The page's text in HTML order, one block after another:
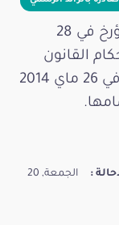
قانون أساسي عدد 45 لسنة 2024 مؤرخ في 28
أحكام القانون
الأساسي عدد 16 لسنة 2014 المؤرخ في 26 ماي 2014
:
الجمعة, 20